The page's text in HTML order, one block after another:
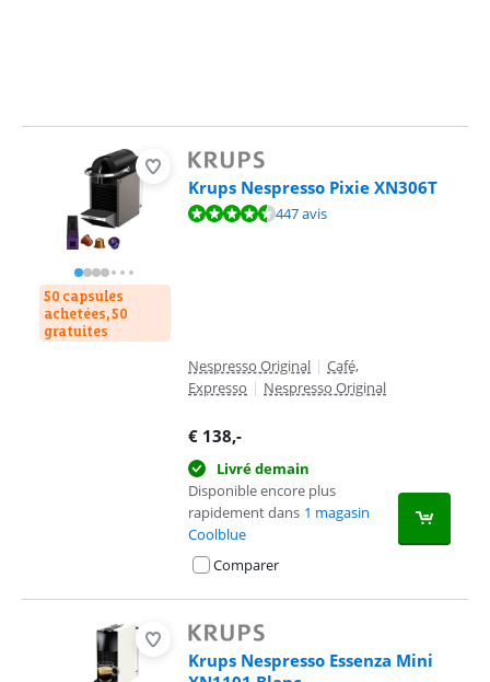
50 capsules
achetées, 50
gratuites
Krups Nespresso Pixie XN306T
La note est de 8,6 sur 10, basée sur 447 avis.
447 avis
Nespresso Original | Café,
Expresso | Nespresso Original
€ 138,-
Livré demain
Disponible encore plus
rapidement dans 1 magasin
Coolblue
Comparer
Krups Nespresso Essenza Mini